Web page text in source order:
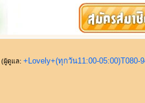
(ผู้ดูแล: +Lovely+(ทุกวัน11:00-05:00)T080-